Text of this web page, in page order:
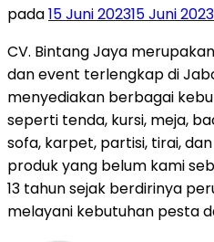
pada15 Juni 202315 Juni 2023
CV. Bintang Jaya
dan event terlengkap di
menyediakan berbagai
seperti tenda, kursi, meja,
sofa, karpet, partisi, tirai,
produk yang belum kami
13 tahun sejak berdirinya
melayani kebutuhan pesta